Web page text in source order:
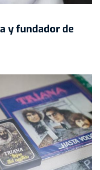
y fundador de